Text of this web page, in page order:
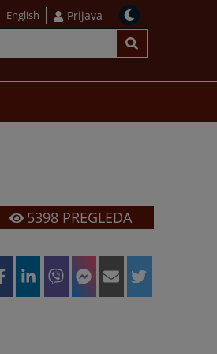
English Prijava
5398PREGLEDA